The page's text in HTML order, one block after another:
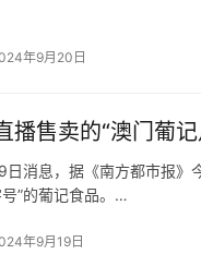
米折叠屏手机送到销售门
年9月20日
播售卖的“澳门葡
消息，据《南方都市报》
”的葡记食品。
“澳门葡记月饼”各平台的网
年9月19日